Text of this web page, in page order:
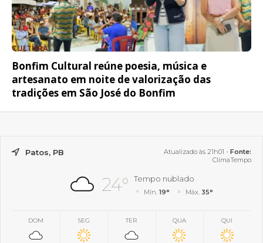
CULTURA
Bonfim Cultural reúne poesia, música e
artesanato em noite de valorização das
tradições em São José do Bonfim
Patos, PB Atualizado às 21h01 - Fonte:
ClimaTempo
24° Tempo nublado
Mín.19° Máx. 35°
DOM SEG TER QUA QUI